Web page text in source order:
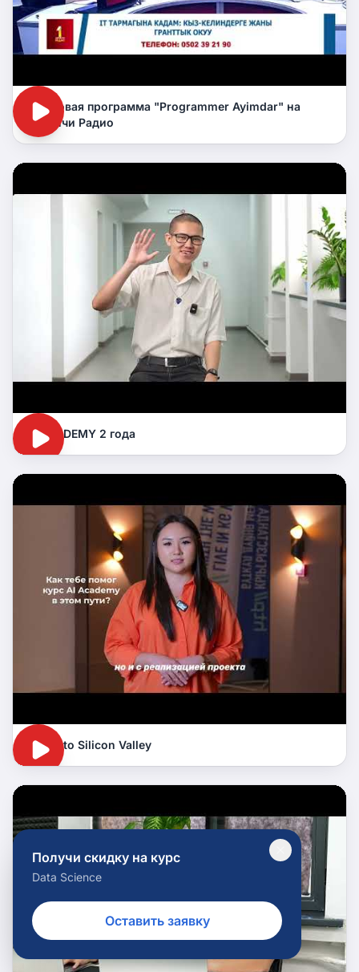
Грантовая программа "Programmer Ayimdar" на
Биринчи Радио
AI ACADEMY 2 года
Dive into Silicon Valley
Получи скидку на курс
Data Science
Оставить заявку